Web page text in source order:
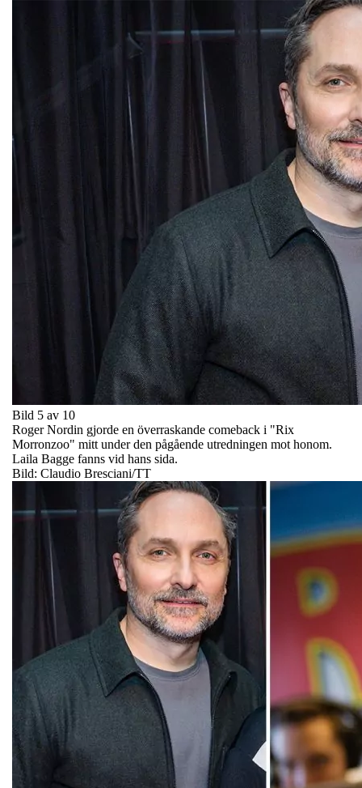
Bild 5 av 10
Roger Nordin gjorde en överraskande comeback i "Rix
Morronzoo" mitt under den pågående utredningen mot honom.
Laila Bagge fanns vid hans sida.
Bild: Claudio Bresciani/TT